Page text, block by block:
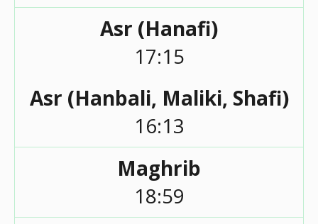
Asr (Hanafi)
17:15
Asr (Hanbali, Maliki, Shafi)
16:13
Maghrib
18:59